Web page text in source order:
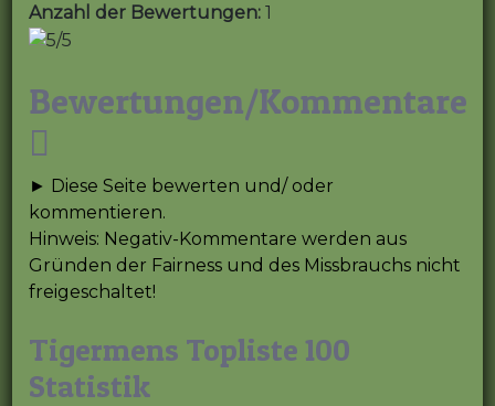
Anzahl der Bewertungen: 1
Bewertungen/Kommentare
► Diese Seite bewerten und/ oder
kommentieren.
Hinweis: Negativ-Kommentare werden aus
Gründen der Fairness und des Missbrauchs nicht
freigeschaltet!
Tigermens Topliste 100
Statistik